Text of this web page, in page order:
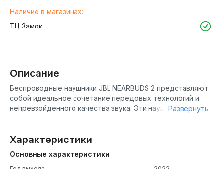
Наличие в магазинах:
ТЦ Замок
Описание
Беспроводные наушники JBL NEARBUDS 2 представляют
собой идеальное сочетание передовых технологий и
непревзойденного качества звука. Эти наушники
активного шумоподавления (ANC), они обеспечивают
кристально чистое звучание даже в самых шумных
условиях. Поддержка кодеков SBC и AAC гарантирует
высокое качество звука при беспроводной передаче.
Развернуть
Характеристики
Основные характеристики